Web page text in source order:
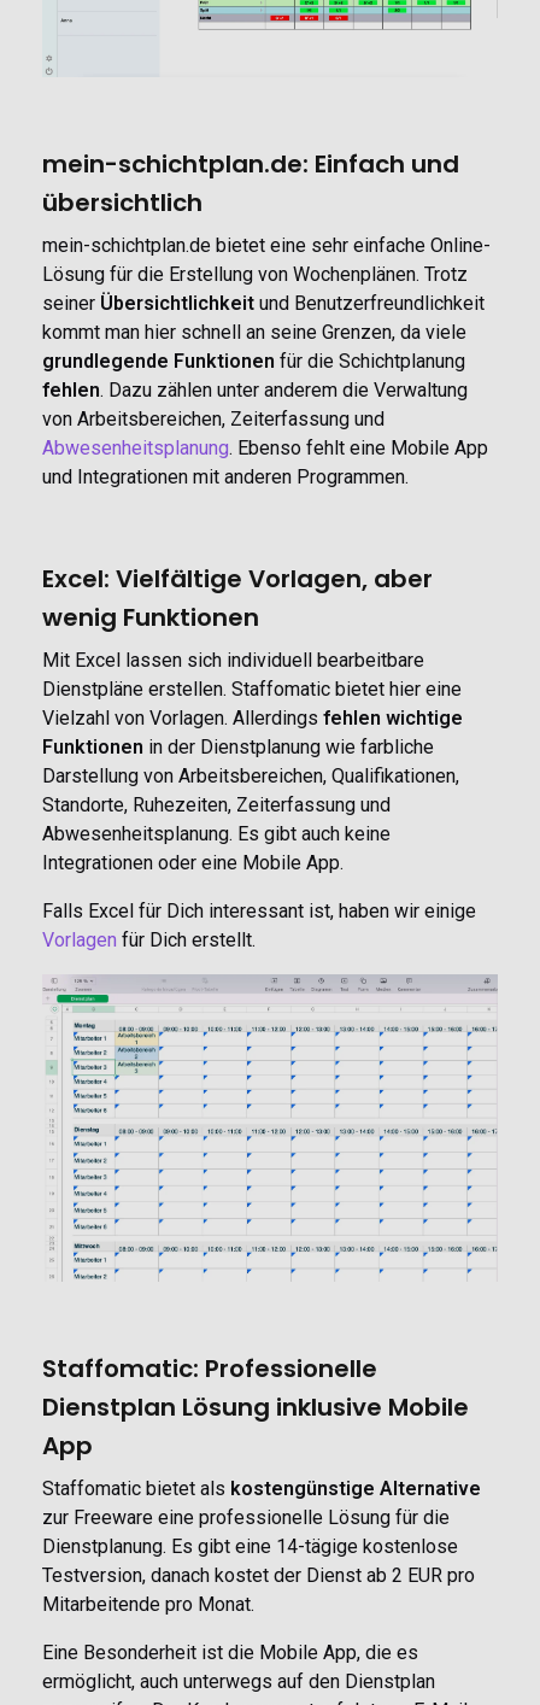
mein-schichtplan.de: Einfach und
übersichtlich
mein-schichtplan.de bietet eine sehr einfache Online-
Lösung für die Erstellung von Wochenplänen. Trotz
seiner Übersichtlichkeitund Benutzerfreundlichkeit
kommt man hier schnell an seine Grenzen, da viele
grundlegende Funktionen für die Schichtplanung
fehlen. Dazu zählen unter anderem die Verwaltung
von Arbeitsbereichen, Zeiterfassung und
Abwesenheitsplanung. Ebenso fehlt eine Mobile App
und Integrationen mit anderen Programmen.
Excel: Vielfältige Vorlagen, aber
wenig Funktionen
Mit Excel lassen sich individuell bearbeitbare
Dienstpläne erstellen. Staffomatic bietet hier eine
Vielzahl von Vorlagen. Allerdings fehlen wichtige
Funktionen in der Dienstplanung wie farbliche
Darstellung von Arbeitsbereichen, Qualifikationen,
Standorte, Ruhezeiten, Zeiterfassung und
Abwesenheitsplanung. Es gibt auch keine
Integrationen oder eine Mobile App.
Falls Excel für Dich interessant ist, haben wir einige
Vorlagen für Dich erstellt.
Staffomatic: Professionelle
Dienstplan Lösung inklusive Mobile
App
Staffomatic bietet als kostengünstige Alternative
zur Freeware eine professionelle Lösung für die
Dienstplanung. Es gibt eine 14-tägige kostenlose
Testversion, danach kostet der Dienst ab 2 EUR pro
Mitarbeitende pro Monat.
Eine Besonderheit ist die Mobile App, die es
ermöglicht, auch unterwegs auf den Dienstplan